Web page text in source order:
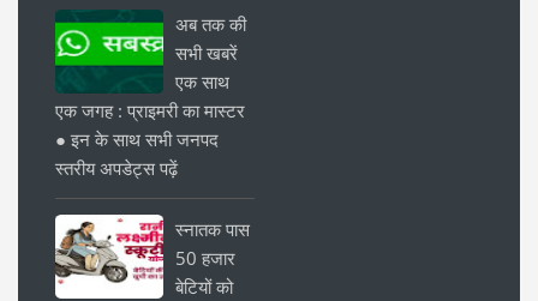
अब तक की
सभी खबरें
एक साथ
एक जगह : प्राइमरी का मास्टर
● इन के साथ सभी जनपद
स्तरीय अपडेट्स पढ़ें
स्नातक पास
50 हजार
बेटियों को